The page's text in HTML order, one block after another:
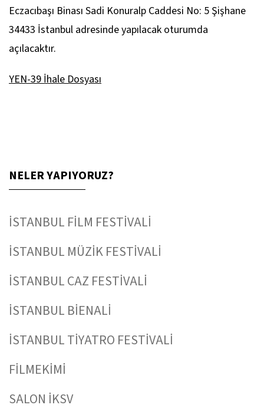
Eczacıbaşı Binası Sadi Konuralp Caddesi No: 5 Şişhane
34433 İstanbul adresinde yapılacak oturumda
açılacaktır.
YEN-39 İhale Dosyası
NELER YAPIYORUZ?
İSTANBUL FİLM FESTİVALİ
İSTANBUL MÜZİK FESTİVALİ
İSTANBUL CAZ FESTİVALİ
İSTANBUL BİENALİ
İSTANBUL TİYATRO FESTİVALİ
FİLMEKİMİ
SALON İKSV